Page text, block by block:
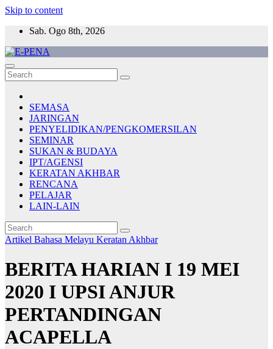
Skip to content
Sab. Ogo 8th, 2026
E-PENA
Berita Digital Terkini
SEMASA
JARINGAN
PENYELIDIKAN/PENGKOMERSILAN
SEMINAR
SUKAN & BUDAYA
IPT/AGENSI
KERATAN AKHBAR
RENCANA
PELAJAR
LAIN-LAIN
Artikel Bahasa Melayu Keratan Akhbar
BERITA HARIAN I 19 MEI
2020 I UPSI ANJUR
PERTANDINGAN
ACAPELLA